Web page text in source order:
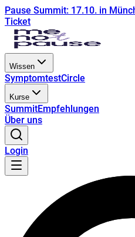
Pause Summit: 17.10. in
Ticket
Wissen
SymptomtestCircle
Kurse
SummitEmpfehlungen
Über uns
Login